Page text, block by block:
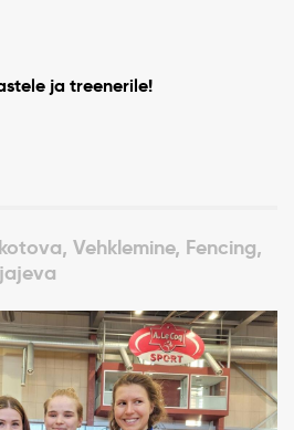
ja treenerile!
Vehklemine, Fencing,